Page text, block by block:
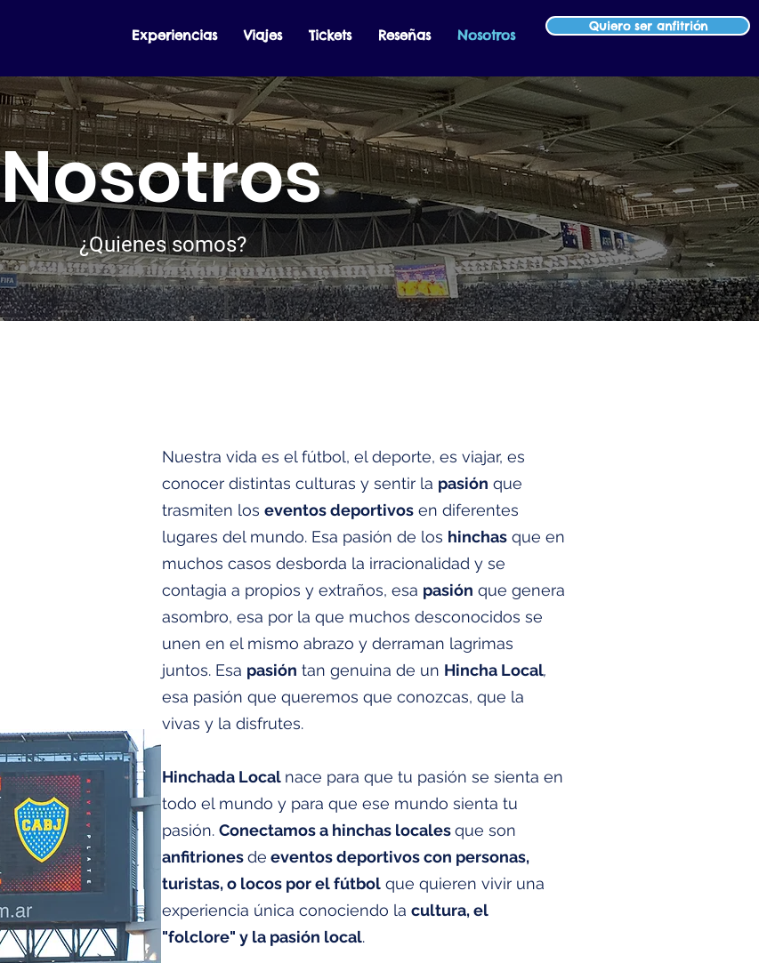
Experiencias Viajes Tickets Reseñas Nosotros
Quiero ser anfitrión
Nosotros
¿Quienes somos?
Nuestra vida es el fútbol, el deporte, es viajar, es
conocer distintas culturas y sentir la pasión que
trasmiten loseventos deportivos en diferentes
lugares del mundo. Esa pasión de los hinchas que en
muchos casos desborda la irracionalidad y se
contagia a propios y extraños, esa pasión que genera
asombro, esa por la que muchos desconocidos se
unen en el mismo abrazo y derraman lagrimas
juntos. Esa pasión tan genuina de un Hincha Local,
esa pasión que queremos que conozcas, que la
vivas y la disfrutes.
Hinchada Local nace para que tu pasión se sienta en
todo el mundo y para que ese mundo sienta tu
pasión.Conectamos a hinchas localesque son
anfitrionesde eventos deportivos con personas,
turistas, o locos por el fútbol que quieren vivir una
experiencia única conociendo lacultura, el
"folclore" y la pasión local.